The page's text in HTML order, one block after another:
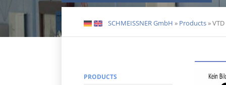
DE EN SCHMEISSNER GmbH » Products»
PRODUCTS